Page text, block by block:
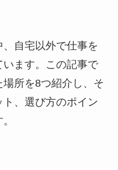
自宅以外で仕事を
ます。この記事で
所を8つ紹介し、そ
、選び方のポイン